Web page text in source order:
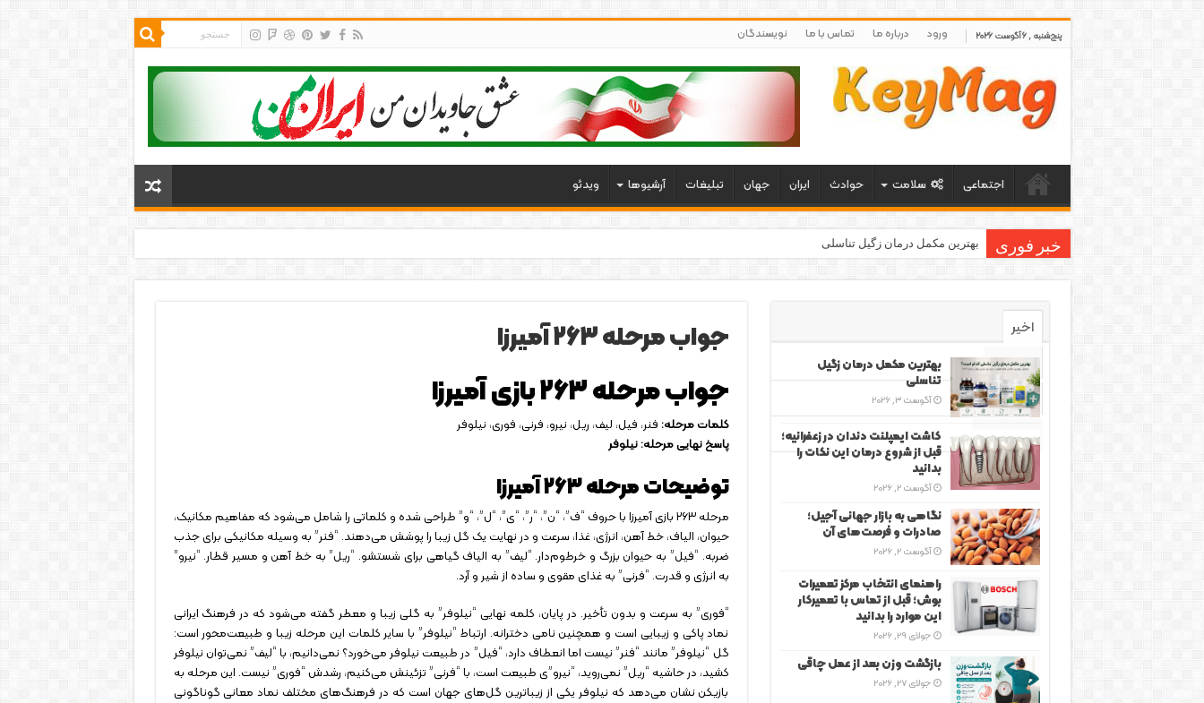
پنج‌شنبه , 6 آگوست 2026 ورود درباره ما تماس با ما نویسندگان
اجتماعی سلامت حوادث ایران جهان تبلیغات آرشیوها ویدئو
خبر فوری بهترین مکمل درمان زگیل تناسلی
جواب مرحله ۲۶۳ آمیرزا
جواب مرحله ۲۶۳ بازی آمیرزا
کلمات مرحله: فنر، فیل، لیف، ریل، نیرو، فرنی، فوری، نیلوفر
پاسخ نهایی مرحله: نیلوفر
توضیحات مرحله ۲۶۳ آمیرزا
مرحله ۲۶۳ بازی آمیرزا با حروف “ف”، “ن”، “ر”، “ی”، “ل”، “و” طراحی شده و کلماتی را شامل می‌شود که مفاهیم مکانیک،
حیوان، الیاف، خط آهن، انرژی، غذا، سرعت و در نهایت یک گل زیبا را پوشش می‌دهند. “فنر” به وسیله مکانیکی برای جذب
ضربه. “فیل” به حیوان بزرگ و خرطوم‌دار. “لیف” به الیاف گیاهی برای شستشو. “ریل” به خط آهن و مسیر قطار. “نیرو”
به انرژی و قدرت. “فرنی” به غذای مقوی و ساده از شیر و آرد.
“فوری” به سرعت و بدون تأخیر. در پایان، کلمه نهایی “نیلوفر” به گلی زیبا و معطر گفته می‌شود که در فرهنگ ایرانی
نماد پاکی و زیبایی است و همچنین نامی دخترانه. ارتباط “نیلوفر” با سایر کلمات این مرحله زیبا و طبیعت‌محور است:
گل “نیلوفر” مانند “فنر” نیست اما انعطاف دارد، “فیل” در طبیعت نیلوفر می‌خورد؟ نمی‌دانیم، با “لیف” نمی‌توان نیلوفر
کشید، در حاشیه “ریل” نمی‌روید، “نیرو”ی طبیعت است، با “فرنی” تزئینش می‌کنیم، رشدش “فوری” نیست. این مرحله به
بازیکن نشان می‌دهد که نیلوفر یکی از زیباترین گل‌های جهان است که در فرهنگ‌های مختلف نماد معانی گوناگونی
اخیر
محبوب
دیدگاه‌ها
برچسب‌ها
بهترین مکمل درمان زگیل
تناسلی
آگوست 3, 2026
کاشت ایمپلنت دندان در زعفرانیه؛
قبل از شروع درمان این نکات را
بدانید
آگوست 2, 2026
نگاهی به بازار جهانی آجیل؛
صادرات و فرصت‌های آن
آگوست 2, 2026
راهنمای انتخاب مرکز تعمیرات
بوش؛ قبل از تماس با تعمیرکار
این موارد را بدانید
جولای 29, 2026
بازگشت وزن بعد از عمل چاقی
جولای 27, 2026